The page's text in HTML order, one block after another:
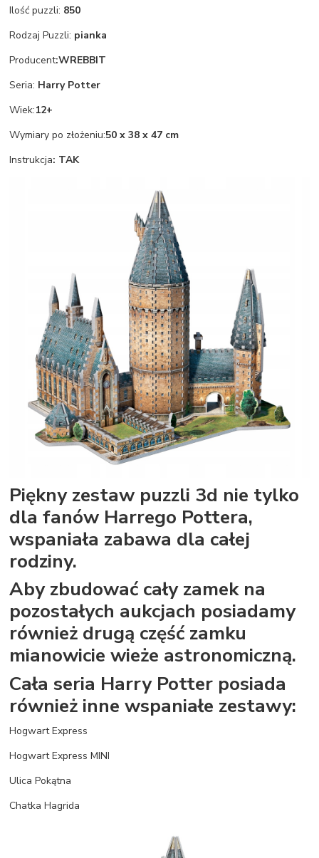
Ilość puzzli: 850
Rodzaj Puzzli: pianka
Producent:WREBBIT
Seria: Harry Potter
Wiek:12+
Wymiary po złożeniu:50 x 38 x 47 cm
Instrukcja: TAK
Piękny zestaw puzzli 3d nie tylko
dla fanów Harrego Pottera,
wspaniała zabawa dla całej
rodziny.
Aby zbudować cały zamek na
pozostałych aukcjach posiadamy
również drugą część zamku
mianowicie wieże astronomiczną.
Cała seria Harry Potter posiada
również inne wspaniałe zestawy:
Hogwart Express
Hogwart Express MINI
Ulica Pokątna
Chatka Hagrida